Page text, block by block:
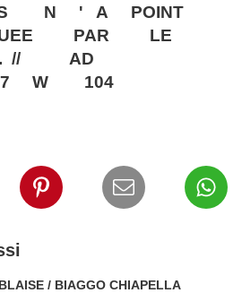
N ' A POINT
PAR LE
" . // AD
W 104
LES CAFES DU CAIFA . BLAISE / BIAGGO CHIAPELLA